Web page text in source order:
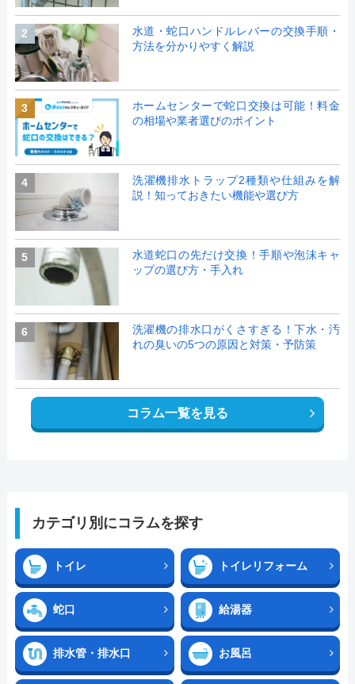
2
水道・蛇口ハンドルレバーの交換手順・
方法を分かりやすく解説
3
ホームセンターで蛇口交換は可能！料金
の相場や業者選びのポイント
4
洗濯機排水トラップ2種類や仕組みを解
説！知っておきたい機能や選び方
5
水道蛇口の先だけ交換！手順や泡沫キャ
ップの選び方・手入れ
6
洗濯機の排水口がくさすぎる！下水・汚
れの臭いの5つの原因と対策・予防策
コラム一覧を見る
カテゴリ別にコラムを探す
トイレ トイレリフォーム
蛇口 給湯器
排水管・排水口 お風呂